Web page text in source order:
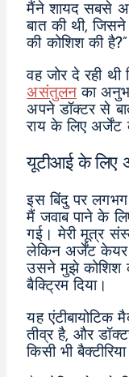
मैंने शायद सबसे
बात की थी,
की कोशिश की है?”
वह जोर दे रही थी
असंतुलनका
अपने डॉक्टर से
राय के लिए
यूटीआई के लिए
इस बिंदु पर लगभग
मैं जवाब पाने के
गई। मेरी मूत्र
लेकिन अर्जेंट केयर
उसने मुझे कोशिश
बैक्ट्रिम दिया।
यह एंटीबायोटिक
तीव्र है, और
किसी भी